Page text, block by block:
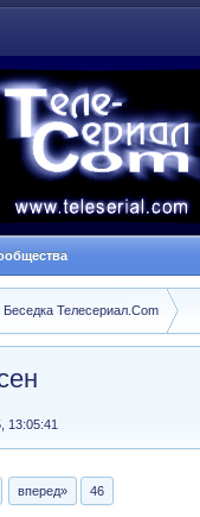
Беседка Телесериал.Com
13:05:41
вперед» 46